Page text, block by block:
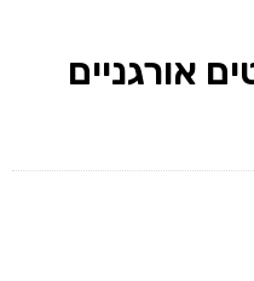
אורגניים